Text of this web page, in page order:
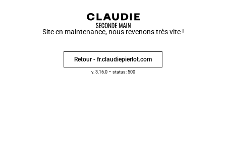
Site en maintenance, nous revenons très vite !
Retour - fr.claudiepierlot.com
v. 3.16.0- status: 500